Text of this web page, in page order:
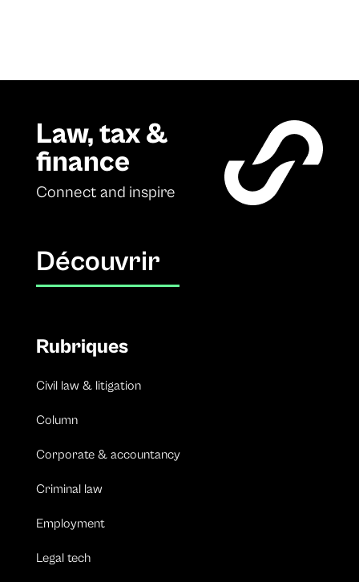
Law, tax &
finance
Connect and inspire
Découvrir
Rubriques
Civil law & litigation
Column
Corporate & accountancy
Criminal law
Employment
Legal tech